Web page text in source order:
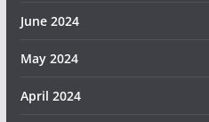
June 2024
May 2024
April 2024